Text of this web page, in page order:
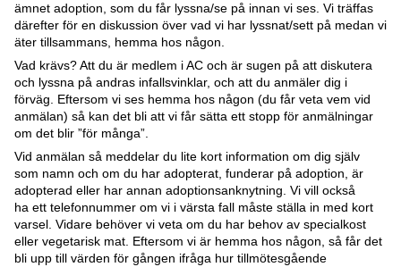
ämnet adoption, som du får lyssna/se på innan vi ses. Vi träffas
därefter för en diskussion över vad vi har lyssnat/sett på medan vi
äter tillsammans, hemma hos någon.
Vad krävs? Att du är medlem i AC och är sugen på att diskutera
och lyssna på andras infallsvinklar, och att du anmäler dig i
förväg. Eftersom vi ses hemma hos någon (du får veta vem vid
anmälan) så kan det bli att vi får sätta ett stopp för anmälningar
om det blir ”för många”.
Vid anmälan så meddelar du lite kort information om dig själv
som namn och om du har adopterat, funderar på adoption, är
adopterad eller har annan adoptionsanknytning. Vi vill också
ha ett telefonnummer om vi i värsta fall måste ställa in med kort
varsel. Vidare behöver vi veta om du har behov av specialkost
eller vegetarisk mat. Eftersom vi är hemma hos någon, så får det
bli upp till värden för gången ifråga hur tillmötesgående